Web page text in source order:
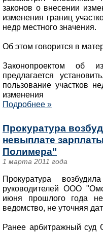
законов о внесении
изменения границ
недр местного значения.
Об этом говорится в
Законопроектом об
предлагается
пользование участков
изменения
Подробнее »
Прокуратура
невыплате
Полимера"
1 марта 2011 года
Прокуратура
руководителей ООО
июня прошлого года
ведомство, не уточняя
Ранее арбитражный суд